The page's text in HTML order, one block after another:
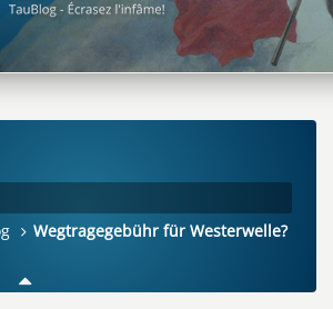
Wegtragegebühr für Westerwelle?